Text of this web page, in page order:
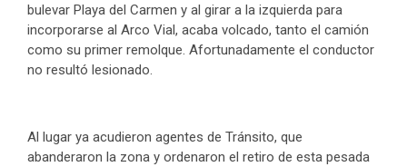
bulevar Playa del Carmen y al girar a la izquierda para
incorporarse al Arco Vial, acaba volcado, tanto el camión
como su primer remolque. Afortunadamente el conductor
no resultó lesionado.
Al lugar ya acudieron agentes de Tránsito, que
abanderaron la zona y ordenaron el retiro de esta pesada